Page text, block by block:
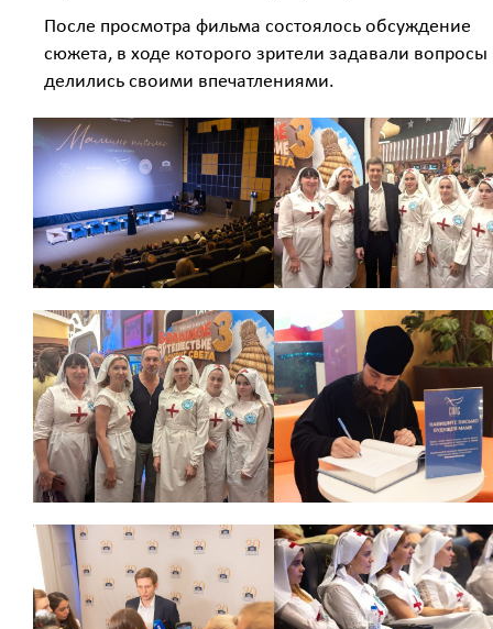
После просмотра фильма состоялось обсуждение
сюжета, в ходе которого зрители задавали вопросы
делились своими впечатлениями.